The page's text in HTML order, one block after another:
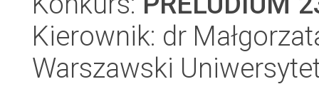
Kierownik: dr
Warszawski